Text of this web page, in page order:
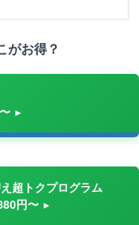
がお得？
超トクプログラム
円〜